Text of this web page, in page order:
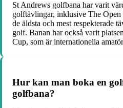
St Andrews golfbana har varit
golftävlingar, inklusive The
de äldsta och mest respekterade
golf. Banan har också varit
Cup, som är internationella
Hur kan man boka en
golfbana?